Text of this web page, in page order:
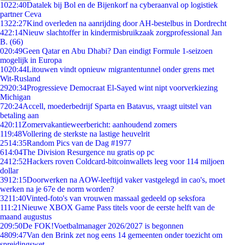
1022:40Datalek bij Bol en de Bijenkorf na cyberaanval op logistiek
partner Ceva
1322:27Kind overleden na aanrijding door AH-bestelbus in Dordrecht
422:14Nieuw slachtoffer in kindermisbruikzaak zorgprofessional Jan
B. (66)
020:49Geen Qatar en Abu Dhabi? Dan eindigt Formule 1-seizoen
mogelijk in Europa
1020:44Litouwen vindt opnieuw migrantentunnel onder grens met
Wit-Rusland
2920:34Progressieve Democraat El-Sayed wint nipt voorverkiezing
Michigan
720:24Accell, moederbedrijf Sparta en Batavus, vraagt uitstel van
betaling aan
420:11 Zomervakantieweerbericht: aanhoudend zomers
119:48Vollering de sterkste na lastige heuvelrit
2514:35Random Pics van de Dag #1977
614:04The Division Resurgence nu gratis op pc
2412:52Hackers roven Coldcard-bitcoinwallets leeg voor 114 miljoen
dollar
3912:15Doorwerken na AOW-leeftijd vaker vastgelegd in cao's, moet
werken na je 67e de norm worden?
3211:40Vinted-foto's van vrouwen massaal gedeeld op seksfora
111:21Nieuwe XBOX Game Pass titels voor de eerste helft van de
maand augustus
209:50De FOK!Voetbalmanager 2026/2027 is begonnen
4809:47Van den Brink zet nog eens 14 gemeenten onder toezicht om